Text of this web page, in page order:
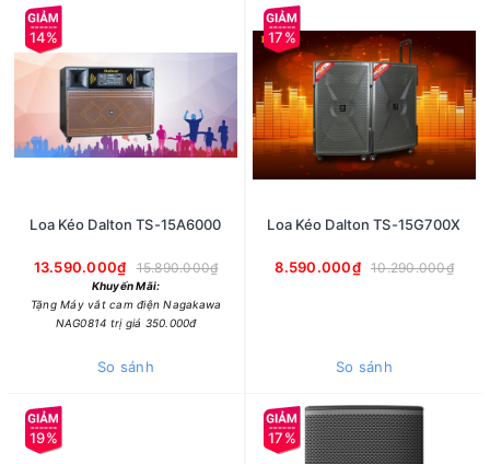
14%
Loa Kéo Dalton TS-15A6000
13.590.000₫ 15.890.000₫
Khuyến Mãi:
Tặng Máy vắt cam điện Nagakawa
NAG0814 trị giá 350.000đ
So sánh
17%
Loa Kéo Dalton TS-15G700X
8.590.000₫ 10.290.000₫
So sánh
19% 17%